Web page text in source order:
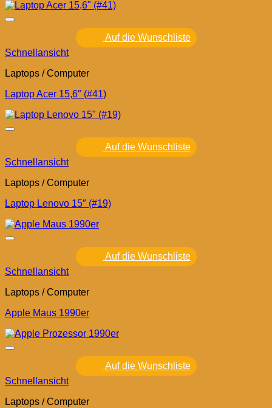
Auf die Wunschliste
Schnellansicht
Laptops / Computer
Laptop Acer 15,6″ (#41)
Auf die Wunschliste
Schnellansicht
Laptops / Computer
Laptop Lenovo 15″ (#19)
Auf die Wunschliste
Schnellansicht
Laptops / Computer
Apple Maus 1990er
Auf die Wunschliste
Schnellansicht
Laptops / Computer